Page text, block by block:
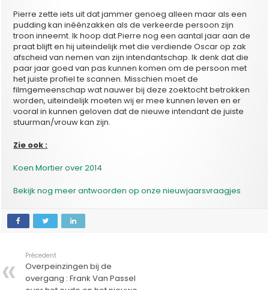
Pierre zette iets uit dat jammer genoeg alleen maar als een
pudding kan inéénzakken als de verkeerde persoon zijn
troon inneemt. Ik hoop dat Pierre nog een aantal jaar aan de
praat blijft en hij uiteindelijk met die verdiende Oscar op zak
afscheid van nemen van zijn intendantschap. Ik denk dat die
paar jaar goed van pas kunnen komen om de persoon met
het juiste profiel te scannen. Misschien moet de
filmgemeenschap wat nauwer bij deze zoektocht betrokken
worden, uiteindelijk moeten wij er mee kunnen leven en er
vooral in kunnen geloven dat de nieuwe intendant de juiste
stuurman/vrouw kan zijn.
Zie ook :
Koen Mortier over 2014
Bekijk nog meer antwoorden op onze nieuwjaarsvraagjes
Précedent
Overpeinzingen bij de
overgang : Frank Van Passel